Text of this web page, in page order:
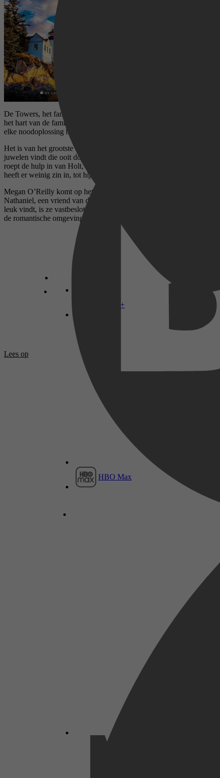
Disney+
HBO Max
De Towers, het familiehuis op de hoge rotsen, is al generaties lang
het hart van de familie Calhoun. Maar het is in verval geraakt, en
elke noodoplossing brengt nieuwe perikelen met zich mee.
Het is van het grootste belang dat Suzanne Calhoun de kostbare
juwelen vindt die ooit door haar overgrootmoeder zijn verstopt. Ze
roept de hulp in van Holt, die meer van dit mysterie zou weten. Holt
heeft er weinig zin in, tot hij Suzanne ontmoet…
Megan O’Reilly komt op het landgoed werken en maakt kennis met
Nathaniel, een vriend van de zusjes Calhoun. Hoewel Megan hem
leuk vindt, is ze vastbesloten niet op zijn avances in te gaan – maar
de romantische omgeving maakt dat er niet makkelijker op!
Lees op